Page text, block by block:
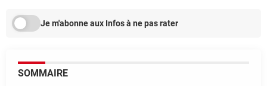
Je m'abonne aux Infos à ne pas rater
SOMMAIRE